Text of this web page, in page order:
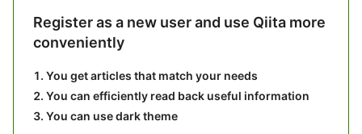
Register as a new user and use Qiita more
conveniently
You get articles that match your needs
You can efficiently read back useful information
You can use dark theme